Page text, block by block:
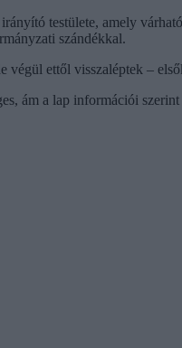
testülete, amely
szándékkal.
ettől visszaléptek –
ám a lap információi